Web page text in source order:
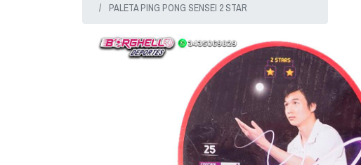
PALETA PING PONG SENSEI 2 STAR